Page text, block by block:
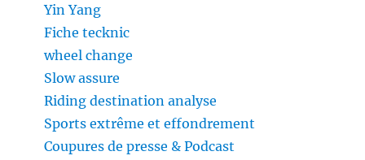
Yin Yang
Fiche tecknic
wheel change
Slow assure
Riding destination analyse
Sports extrême et effondrement
Coupures de presse & Podcast